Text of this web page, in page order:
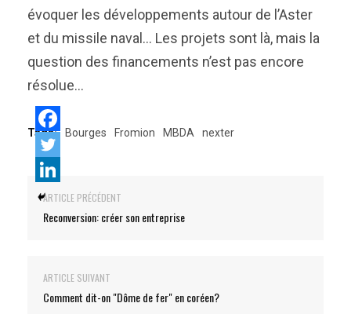
évoquer les développements autour de l’Aster
et du missile naval… Les projets sont là, mais la
question des financements n’est pas encore
résolue…
Tags: Bourges Fromion MBDA nexter
ARTICLE PRÉCÉDENT
Reconversion: créer son entreprise
ARTICLE SUIVANT
Comment dit-on "Dôme de fer" en coréen?